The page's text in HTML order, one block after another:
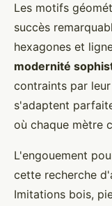
Les motifs
succès
hexagones et
modernité
contraints par
s'adaptent
où chaque mètre
L'engouement
cette recherche
Imitations bois,